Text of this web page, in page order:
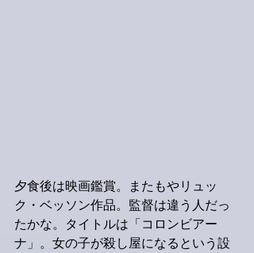
夕食後は映画鑑賞。またもやリュッ
ク・ベッソン作品。監督は違う人だっ
たかな。タイトルは「コロンビアー
ナ」。女の子が殺し屋になるという設